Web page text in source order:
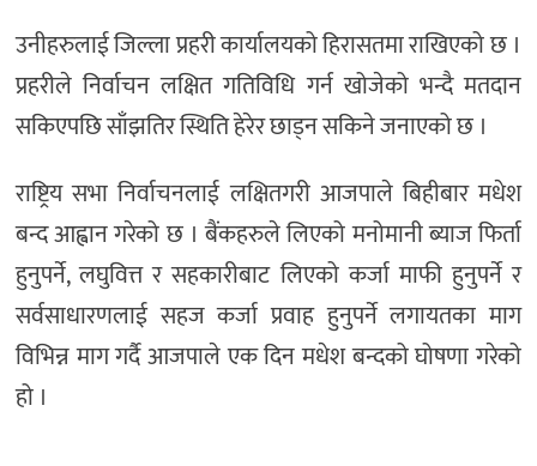
उनीहरुलाई जिल्ला प्रहरी कार्यालयको हिरासतमा राखिएको छ ।
प्रहरीले निर्वाचन लक्षित गतिविधि गर्न खोजेको भन्दै मतदान
सकिएपछि साँझतिर स्थिति हेरेर छाड्न सकिने जनाएको छ ।
राष्ट्रिय सभा निर्वाचनलाई लक्षितगरी आजपाले बिहीबार मधेश
बन्द आह्वान गरेको छ । बैंकहरुले लिएको मनोमानी ब्याज फिर्ता
हुनुपर्ने, लघुवित्त र सहकारीबाट लिएको कर्जा माफी हुनुपर्ने र
सर्वसाधारणलाई सहज कर्जा प्रवाह हुनुपर्ने लगायतका माग
विभिन्न माग गर्दै आजपाले एक दिन मधेश बन्दको घोषणा गरेको
हो ।